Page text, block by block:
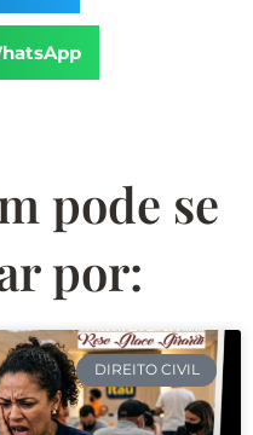
pode se
por:
DIREITO CIVIL